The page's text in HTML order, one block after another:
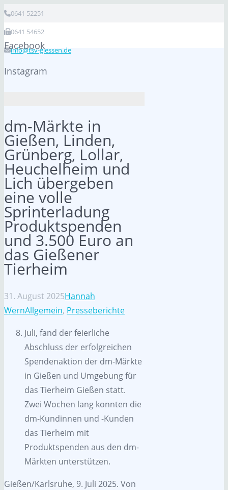
0641 52251
0641 54652
info@tsv-giessen.de
Facebook
Instagram
dm-Märkte in
Gießen, Linden,
Grünberg, Lollar,
Heuchelheim und
Lich übergeben
eine volle
Sprinterladung
Produktspenden
und 3.500 Euro an
das Gießener
Tierheim
31. August 2025Hannah
WernAllgemein, Presseberichte
Juli, fand der feierliche
Abschluss der erfolgreichen
Spendenaktion der dm-Märkte
in Gießen und Umgebung für
das Tierheim Gießen statt.
Zwei Wochen lang konnten die
dm-Kundinnen und -Kunden
das Tierheim mit
Produktspenden aus den dm-
Märkten unterstützen.
Gießen/Karlsruhe, 9. Juli 2025. Von